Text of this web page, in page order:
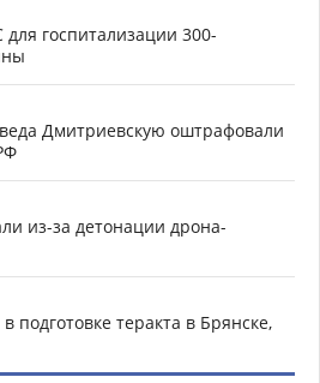
госпитализации 300-
Дмитриевскую оштрафовали
из-за детонации дрона-
теракта в Брянске,